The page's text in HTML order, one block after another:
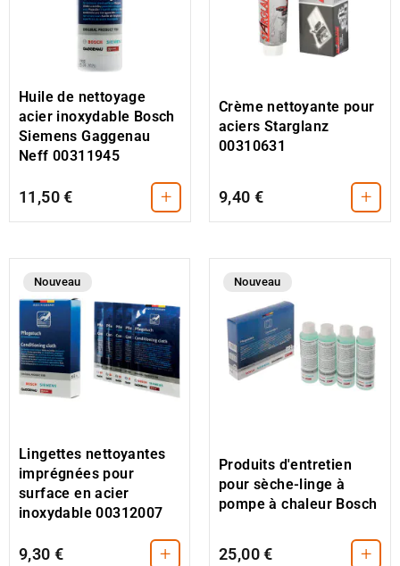
Huile de nettoyage
acier inoxydable Bosch
Siemens Gaggenau
Neff 00311945
11,50 € +
Crème nettoyante pour
aciers Starglanz
00310631
9,40 € +
Nouveau
Lingettes nettoyantes
imprégnées pour
surface en acier
inoxydable 00312007
9,30 € +
Nouveau
Produits d'entretien
pour sèche-linge à
pompe à chaleur Bosch
25,00 € +